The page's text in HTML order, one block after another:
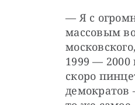
— Я с
массовым
1999 — 2000
скоро